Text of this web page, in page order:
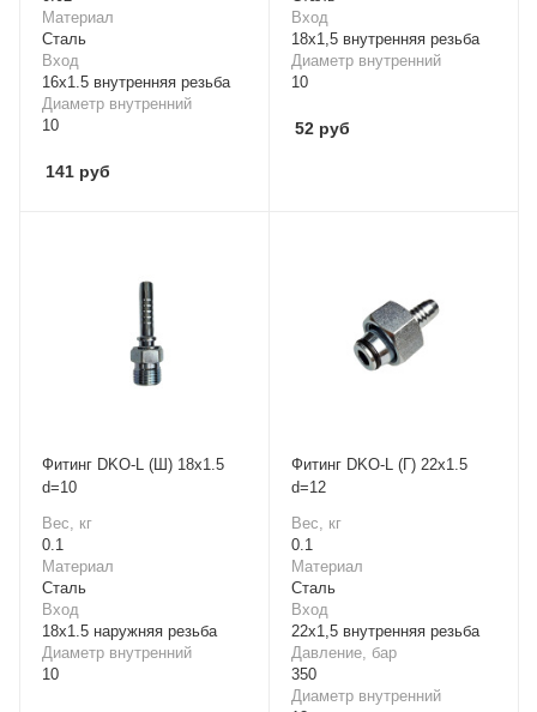
Материал
Cталь
Вход
16x1.5 внутренняя резьба
Диаметр внутренний
10
141 руб
Вход
18х1,5 внутренняя резьба
Диаметр внутренний
10
52 руб
Фитинг DKO-L (Ш) 18x1.5
d=10
Вес, кг
0.1
Материал
Cталь
Вход
18x1.5 наружняя резьба
Диаметр внутренний
10
Фитинг DKO-L (Г) 22x1.5
d=12
Вес, кг
0.1
Материал
Cталь
Вход
22х1,5 внутренняя резьба
Давление, бар
350
Диаметр внутренний